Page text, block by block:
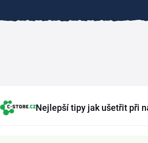
Nejlepší tipy jak ušetřit při